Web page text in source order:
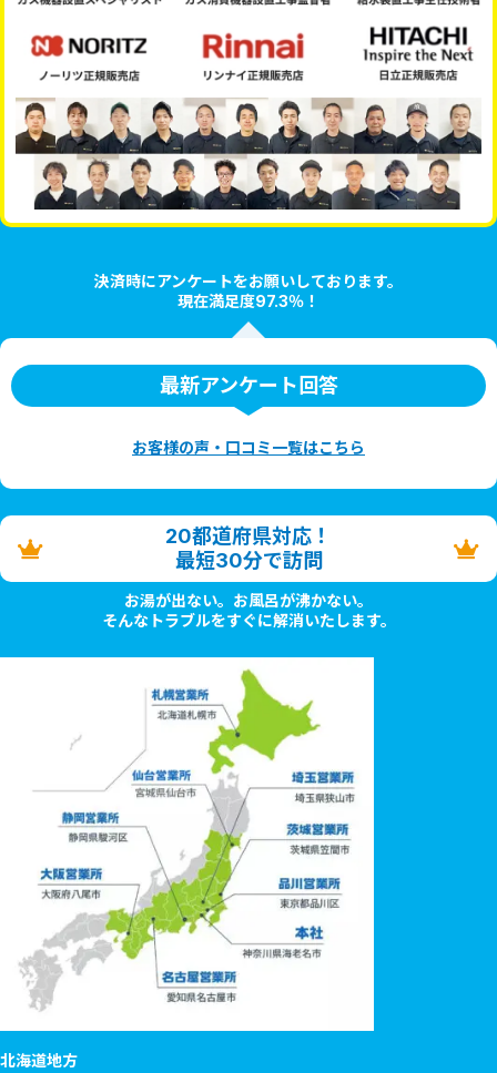
決済時にアンケートをお願いしております。
現在満足度97.3％！
最新アンケート回答
お客様の声・口コミ一覧はこちら
20都道府県対応！
最短30分で訪問
お湯が出ない。お風呂が沸かない。
そんなトラブルをすぐに解消いたします。
北海道地方